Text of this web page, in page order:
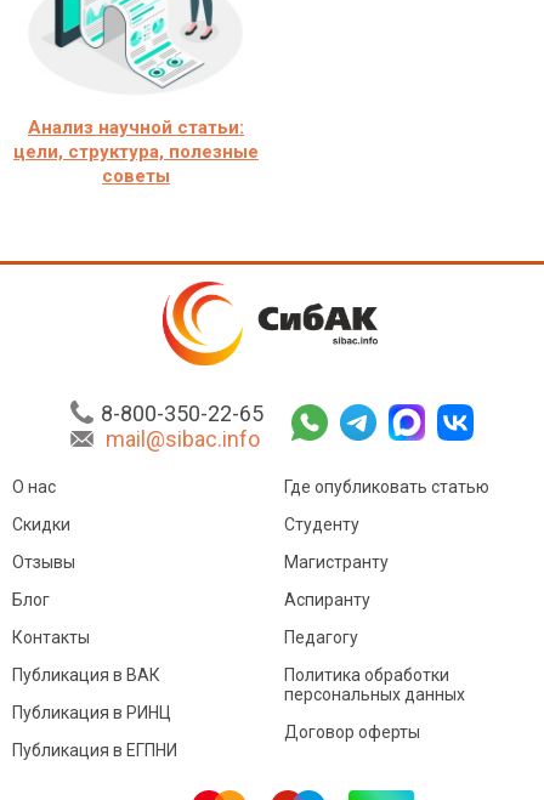
Анализ научной статьи:
цели, структура, полезные
советы
8-800-350-22-65
mail@sibac.info
О нас
Скидки
Отзывы
Блог
Контакты
Где опубликовать статью
Студенту
Магистранту
Аспиранту
Педагогу
Публикация в ВАК
Публикация в РИНЦ
Публикация в ЕГПНИ
Политика обработки
персональных данных
Договор оферты